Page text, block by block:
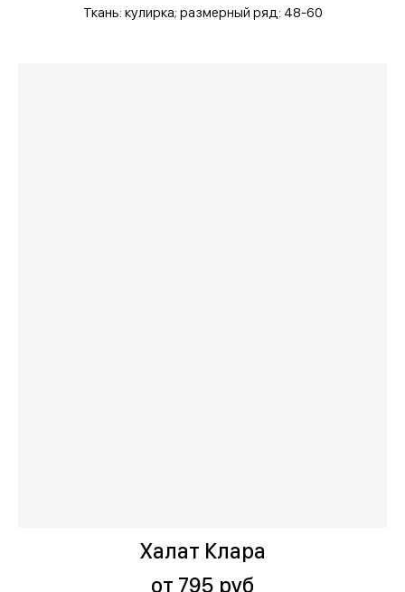
Ткань: кулирка; размерный ряд: 48-60
Халат Клара
от 795 руб